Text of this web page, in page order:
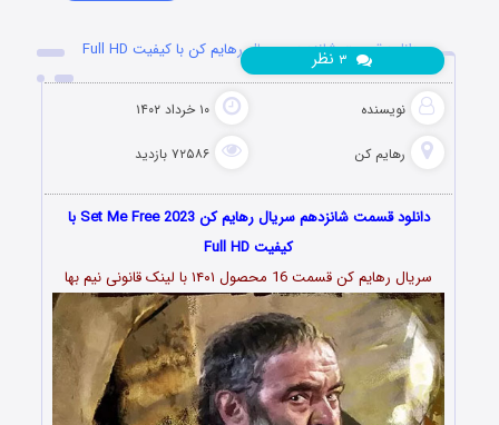
دانلود قسمت شانزدهم سریال رهایم کن با کیفیت Full HD
نویسنده ۱۰ خرداد ۱۴۰۲
رهایم کن ۷۲۵۸۶ بازدید
نظر
دانلود قسمت شانزدهم سریال رهایم کن Set Me Free 2023 با
کیفیت Full HD
سریال رهایم کن قسمت 16 محصول ۱۴۰۱ با لینک قانونی نیم بها